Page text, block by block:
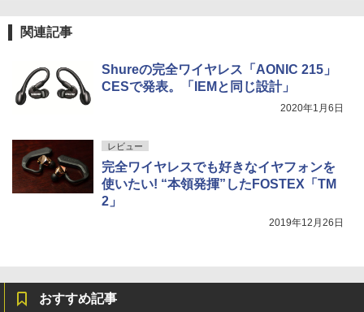
関連記事
Shureの完全ワイヤレス「AONIC 215」
CESで発表。「IEMと同じ設計」
2020年1月6日
レビュー
完全ワイヤレスでも好きなイヤフォンを
使いたい! “本領発揮”したFOSTEX「TM
2」
2019年12月26日
おすすめ記事